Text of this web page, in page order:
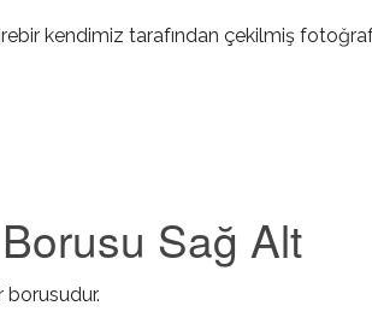
kendimiz tarafından çekilmiş
Sağ Alt